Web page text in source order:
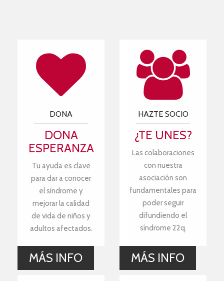
DONA
DONA
ESPERANZA
Tu ayuda es clave
para dar a conocer
el síndrome y
mejorar la calidad
de vida de niños y
adultos afectados.
MÁS INFO
HAZTE SOCIO
¿TE UNES?
Las colaboraciones
con nuestra
asociación son
fundamentales para
poder seguir
difundiendo el
síndrome 22q.
MÁS INFO